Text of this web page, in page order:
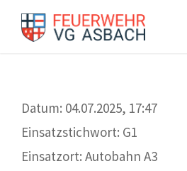
Datum: 04.07.2025, 17:47
Einsatzstichwort: G1
Einsatzort: Autobahn A3